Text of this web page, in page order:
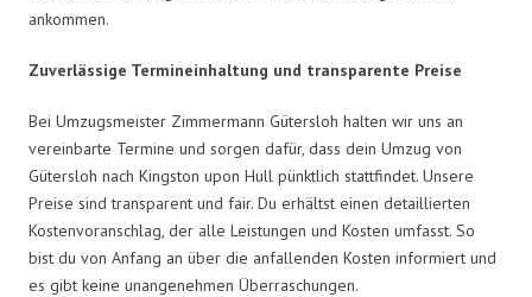
ankommen.
Zuverlässige Termineinhaltung und transparente Preise
Bei Umzugsmeister Zimmermann Gütersloh halten wir uns an
vereinbarte Termine und sorgen dafür, dass dein Umzug von
Gütersloh nach Kingston upon Hull pünktlich stattfindet. Unsere
Preise sind transparent und fair. Du erhältst einen detaillierten
Kostenvoranschlag, der alle Leistungen und Kosten umfasst. So
bist du von Anfang an über die anfallenden Kosten informiert und
es gibt keine unangenehmen Überraschungen.